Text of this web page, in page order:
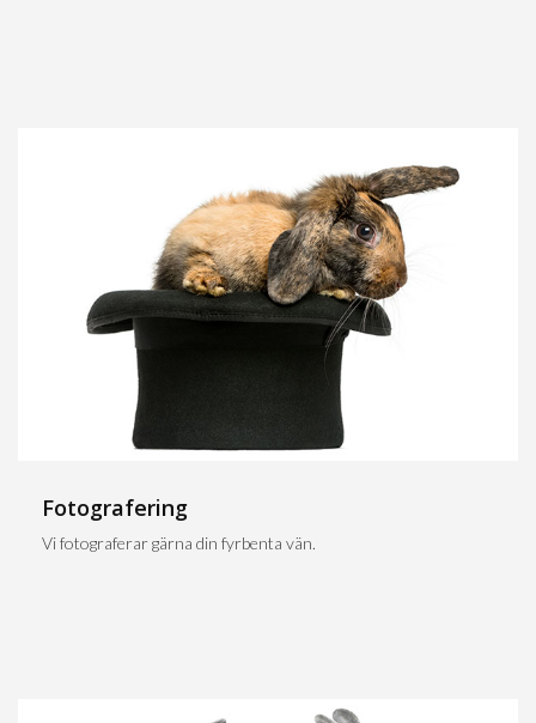
Fotografering
Vi fotograferar gärna din fyrbenta vän.